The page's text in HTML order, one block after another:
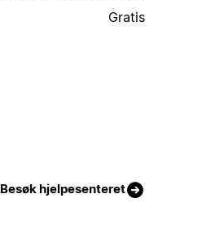
Gratis
Besøk hjelpesenteret